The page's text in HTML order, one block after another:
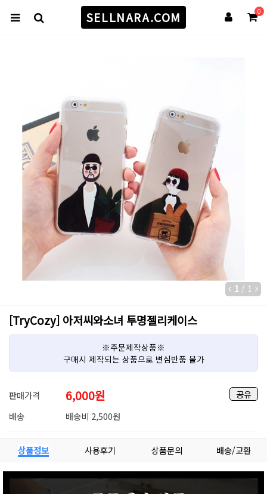
0
SELLNARA.COM
1 / 1
[TryCozy] 아저씨와소녀 투명젤리케이스
※주문제작상품※
구매시 제작되는 상품으로 변심반품 불가
공유
판매가격 6,000원
배송 배송비 2,500원
상품정보 사용후기 상품문의 배송/교환